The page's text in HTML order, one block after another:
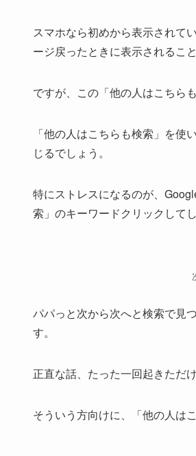
スマホなら初めから表示されて
ージ戻ったときに表示されるこ
ですが、この「他の人はこちら
「他の人はこちらも検索」を
じるでしょう。
特にストレスになるのが、
索」のキーワードクリックして
パパっと次から次へと検索で見
す。
正直な話、たった一回起きただ
そういう方向けに、「他の人は